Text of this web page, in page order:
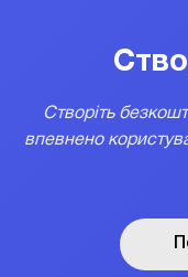
Створіть
впевнено